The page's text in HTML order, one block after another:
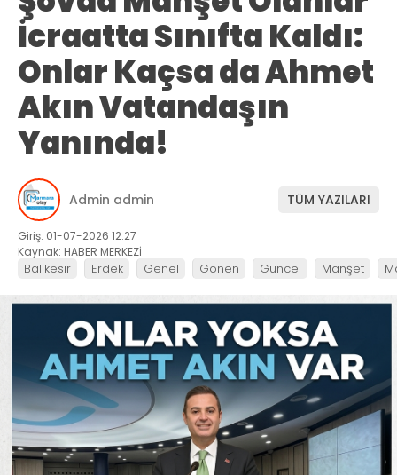
İcraatta Sınıfta Kaldı:
Onlar Kaçsa da Ahmet
Akın Vatandaşın
Yanında!
Admin admin TÜM YAZILARI
Giriş: 01-07-2026 12:27
Kaynak: HABER MERKEZİ
Balıkesir Erdek Genel Gönen Güncel Manşet